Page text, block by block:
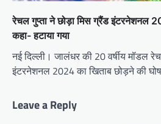
रेचल गुप्ता ने छोड़ा मिस ग्रैंड इंटरनेशनल
कहा- हटाया गया
नई दिल्ली। जालंधर की 20 वर्षीय मॉडल
इंटरनेशनल 2024 का खिताब छोड़ने की
Leave a Reply